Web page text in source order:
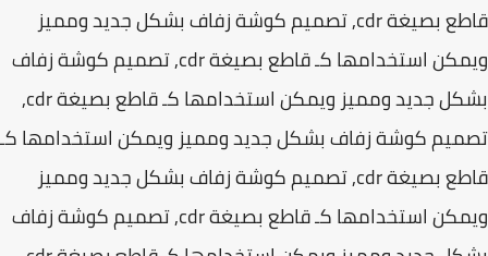
قاطع بصيغة cdr, تصميم كوشة زفاف بشكل جديد ومميز
ويمكن استخدامها كـ قاطع بصيغة cdr, تصميم كوشة زفاف
بشكل جديد ومميز ويمكن استخدامها كـ قاطع بصيغة cdr,
كوشة زفاف بشكل جديد ومميز ويمكن استخدامها كـ
قاطع بصيغة cdr, تصميم كوشة زفاف بشكل جديد ومميز
ويمكن استخدامها كـ قاطع بصيغة cdr, تصميم كوشة زفاف